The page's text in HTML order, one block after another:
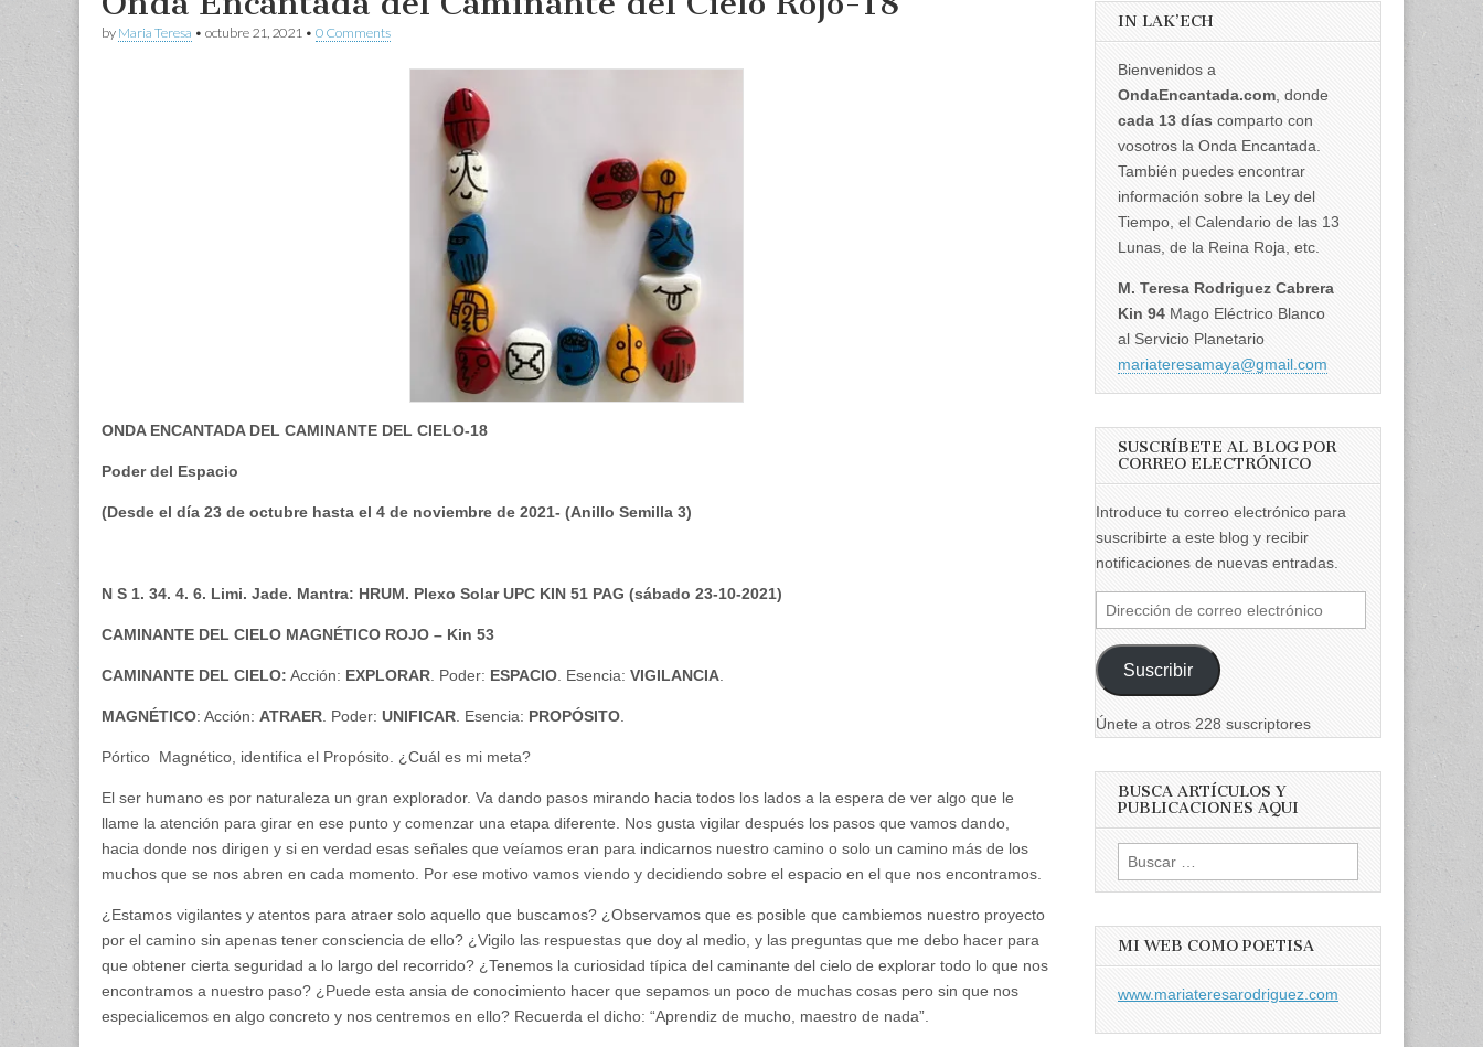
by Maria Teresa • octubre 21, 2021 • 0 Comments
ONDA ENCANTADA DEL CAMINANTE DEL CIELO-18
Poder del Espacio
(Desde el día 23 de octubre hasta el 4 de noviembre de 2021- (Anillo Semilla 3)
N S 1. 34. 4. 6. Limi. Jade. Mantra: HRUM. Plexo Solar UPC KIN 51 PAG (sábado 23-10-2021)
CAMINANTE DEL CIELO MAGNÉTICO ROJO – Kin 53
CAMINANTE DEL CIELO: Acción: EXPLORAR . Poder: ESPACIO . Esencia: VIGILANCIA
MAGNÉTICO: Acción: ATRAER . Poder: UNIFICAR . Esencia: PROPÓSITO
Pórtico Magnético, identifica el Propósito. ¿Cuál es mi meta?
El ser humano es por naturaleza un gran explorador. Va dando pasos mirando hacia todos los lados a la espera de ver algo que le
llame la atención para girar en ese punto y comenzar una etapa diferente. Nos gusta vigilar después los pasos que vamos dando,
hacia donde nos dirigen y si en verdad esas señales que veíamos eran para indicarnos nuestro camino o solo un camino más de los
muchos que se nos abren en cada momento. Por ese motivo vamos viendo y decidiendo sobre el espacio en el que nos encontramos.
¿Estamos vigilantes y atentos para atraer solo aquello que buscamos? ¿Observamos que es posible que cambiemos nuestro proyecto
por el camino sin apenas tener consciencia de ello? ¿Vigilo las respuestas que doy al medio, y las preguntas que me debo hacer para
que obtener cierta seguridad a lo largo del recorrido? ¿Tenemos la curiosidad típica del caminante del cielo de explorar todo lo que nos
encontramos a nuestro paso? ¿Puede esta ansia de conocimiento hacer que sepamos un poco de muchas cosas pero sin que nos
especialicemos en algo concreto y nos centremos en ello? Recuerda el dicho: “Aprendiz de mucho, maestro de nada”.
IN LAK’ECH
Bienvenidos a
OndaEncantada.com , donde
cada 13 días comparto con
vosotros la Onda Encantada.
También puedes encontrar
información sobre la Ley del
Tiempo, el Calendario de las 13
Lunas, de la Reina Roja, etc.
M. Teresa Rodriguez Cabrera
Kin 94 Mago Eléctrico Blanco
al Servicio Planetario
mariateresamaya@gmail.com
SUSCRÍBETE AL BLOG POR
CORREO ELECTRÓNICO
Introduce tu correo electrónico para
suscribirte a este blog y recibir
notificaciones de nuevas entradas.
Dirección
de
correo
electrónico
Suscribir
Únete a otros 228 suscriptores
BUSCA ARTÍCULOS Y
PUBLICACIONES AQUI
Buscar:
MI WEB COMO POETISA
www.mariateresarodriguez.com